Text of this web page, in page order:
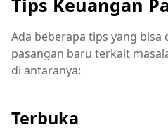
Tips Keuangan
Ada beberapa tips yang bisa
pasangan baru terkait
di antaranya:
Terbuka